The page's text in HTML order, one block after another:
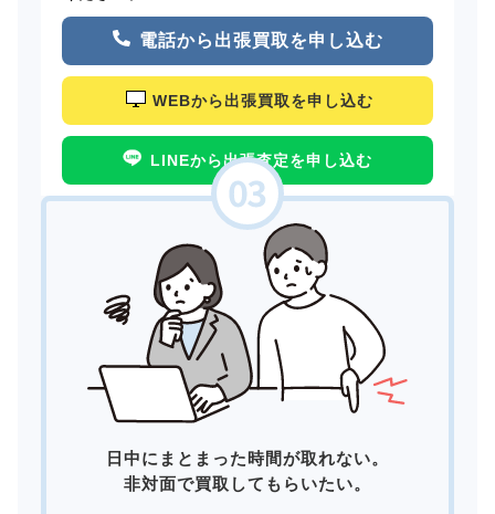
電話から出張買取を申し込む
WEBから出張買取を申し込む
LINEから出張査定を申し込む
日中にまとまった時間が取れない。
非対面で買取してもらいたい。